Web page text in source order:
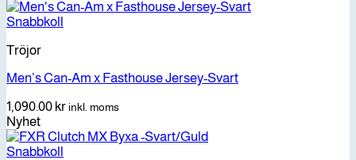
Snabbkoll
Tröjor
Men’s Can-Am x Fasthouse Jersey-Svart
1,090.00 krinkl. moms
Nyhet
Snabbkoll